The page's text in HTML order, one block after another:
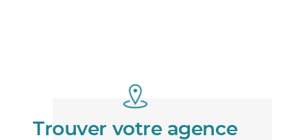
Trouver votre agence